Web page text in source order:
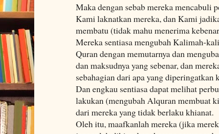
Maka dengan sebab mereka mencabuli
Kami laknatkan mereka, dan Kami
membatu (tidak mahu menerima
Mereka sentiasa mengubah Kalimah-
Quran dengan memutarnya dan
dan maksudnya yang sebenar, dan
sebahagian dari apa yang diperingatkan
Dan engkau sentiasa dapat melihat
lakukan (mengubah Alquran membuat
dari mereka yang tidak berlaku khianat.
Oleh itu, maafkanlah mereka (jika